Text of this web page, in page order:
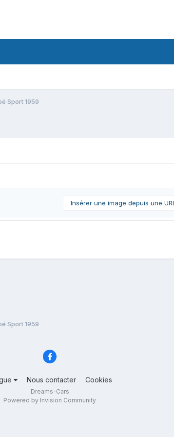
Sport 1959
Insérer une image depuis une URL
Sport 1959
Nous contacter Cookies
Dreams-Cars
Powered by Invision Community